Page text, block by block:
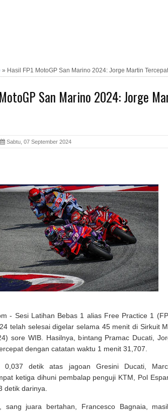
» Hasil FP1 MotoGP San Marino 2024: Jorge Martin Tercepat
San Marino 2024: Jorge
Sabtu, 07 September 2024
- Sesi Latihan Bebas 1 alias Free Practice 1
telah selesai digelar selama 45 menit di Sirkuit
sore WIB. Hasilnya, bintang Pramac Ducati,
dengan catatan waktu 1 menit 31,707.
0,037 detik atas jagoan Gresini Ducati,
ketiga dihuni pembalap penguji KTM, Pol
detik darinya.
sang juara bertahan, Francesco Bagnaia,